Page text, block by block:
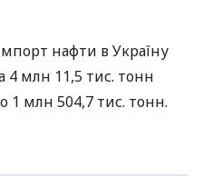
нафти в Україну
4 млн 11,5 тис. тонн
1 млн 504,7 тис. тонн.